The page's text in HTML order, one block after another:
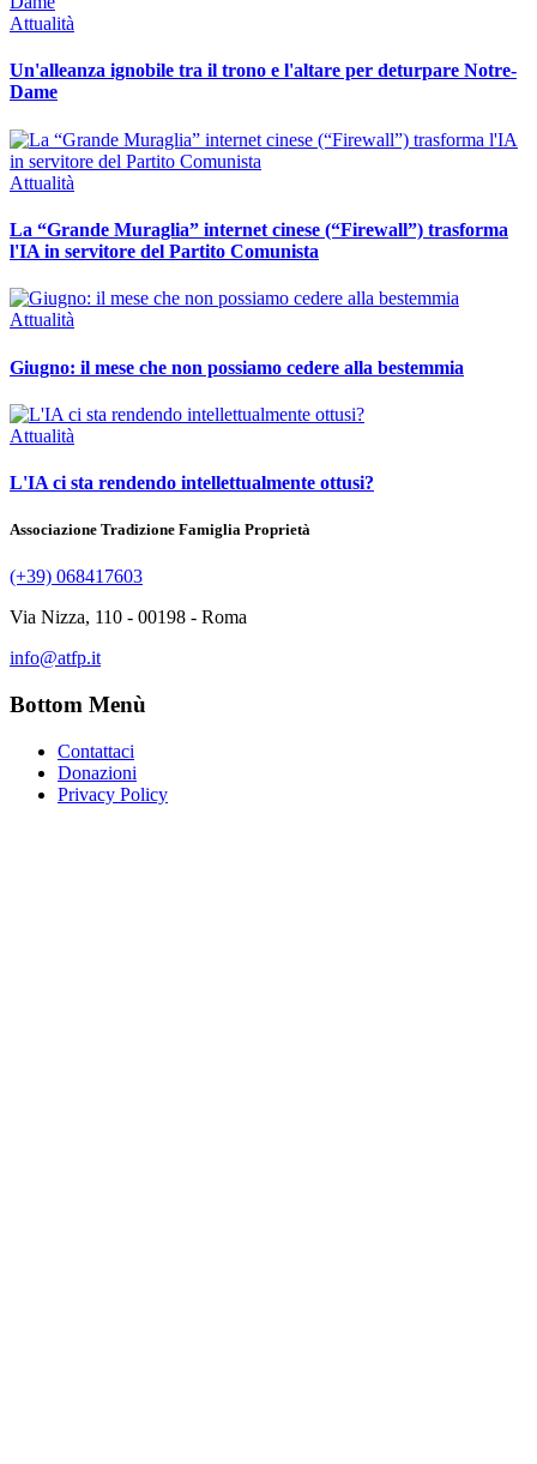
Attualità
Un'alleanza ignobile tra il trono e l'altare per deturpare Notre-
Dame
Attualità
La “Grande Muraglia” internet cinese (“Firewall”) trasforma
l'IA in servitore del Partito Comunista
Attualità
Giugno: il mese che non possiamo cedere alla bestemmia
Attualità
L'IA ci sta rendendo intellettualmente ottusi?
Associazione Tradizione Famiglia Proprietà
(+39) 068417603
Via Nizza, 110 - 00198 - Roma
info@atfp.it
Bottom Menù
Contattaci
Donazioni
Privacy Policy